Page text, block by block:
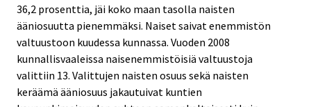
36,2 prosenttia, jäi koko maan tasolla naisten
ääniosuutta pienemmäksi. Naiset saivat enemmistön
valtuustoon kuudessa kunnassa. Vuoden 2008
kunnallisvaaleissa naisenemmistöisiä valtuustoja
valittiin 13. Valittujen naisten osuus sekä naisten
keräämä ääniosuus jakautuivat kuntien